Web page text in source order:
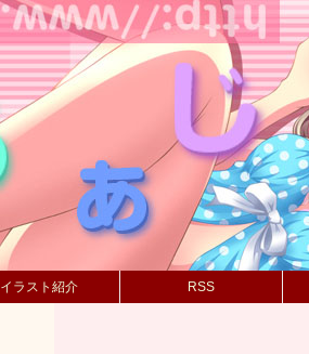
イラスト紹介 RSS